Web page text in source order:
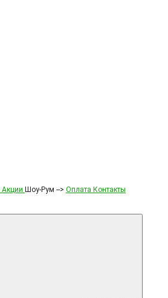
Акции Шоу-Рум --> Оплата Контакты